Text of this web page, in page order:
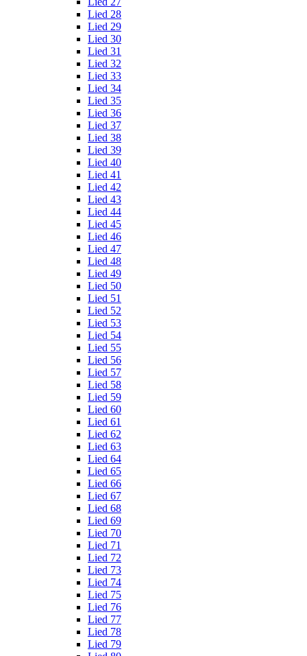
Lied 28
Lied 29
Lied 30
Lied 31
Lied 32
Lied 33
Lied 34
Lied 35
Lied 36
Lied 37
Lied 38
Lied 39
Lied 40
Lied 41
Lied 42
Lied 43
Lied 44
Lied 45
Lied 46
Lied 47
Lied 48
Lied 49
Lied 50
Lied 51
Lied 52
Lied 53
Lied 54
Lied 55
Lied 56
Lied 57
Lied 58
Lied 59
Lied 60
Lied 61
Lied 62
Lied 63
Lied 64
Lied 65
Lied 66
Lied 67
Lied 68
Lied 69
Lied 70
Lied 71
Lied 72
Lied 73
Lied 74
Lied 75
Lied 76
Lied 77
Lied 78
Lied 79